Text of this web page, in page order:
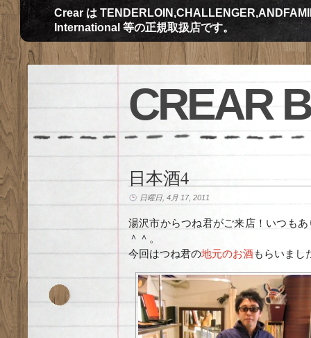
Crear は
International 等の正規取扱店です。
CREAR
日本酒4
日曜日, 4月 17, 2011
湯沢市からつね君がご来店！いつも
＾＾。
今回はつね君の地元のお酒もらいまし